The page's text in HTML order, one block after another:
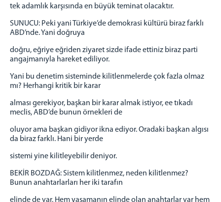
tek adamlık karşısında en büyük teminat olacaktır.
SUNUCU: Peki yani Türkiye’de demokrasi kültürü biraz farklı
ABD’nde. Yani doğruya
doğru, eğriye eğriden ziyaret sizde ifade ettiniz biraz parti
angajmanıyla hareket ediliyor.
Yani bu denetim sisteminde kilitlenmelerde çok fazla olmaz
mı? Herhangi kritik bir karar
alması gerekiyor, başkan bir karar almak istiyor, ee tıkadı
meclis, ABD’de bunun örnekleri de
oluyor ama başkan gidiyor ikna ediyor. Oradaki başkan algısı
da biraz farklı. Hani bir yerde
sistemi yine kilitleyebilir deniyor.
BEKİR BOZDAĞ: Sistem kilitlenmez, neden kilitlenmez?
Bunun anahtarlarları her iki tarafın
elinde de var. Hem yasamanın elinde olan anahtarlar var hem